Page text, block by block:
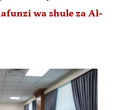
wa shule za Al-